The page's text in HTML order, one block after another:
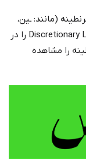
(مانند: ـین،
ـسی، ـکک، ـیر، ـصی، نجـ، حجـ) قابلیت Discretionary Ligatures را در
را مشاهده